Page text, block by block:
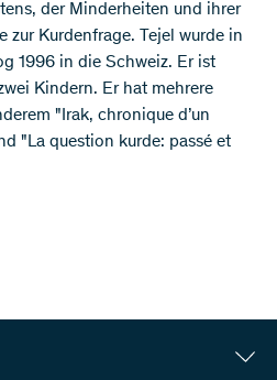
der Minderheiten und ihrer
zur Kurdenfrage. Tejel wurde in
1996 in die Schweiz. Er ist
Kindern. Er hat mehrere
"Irak, chronique d’un
"La question kurde: passé et